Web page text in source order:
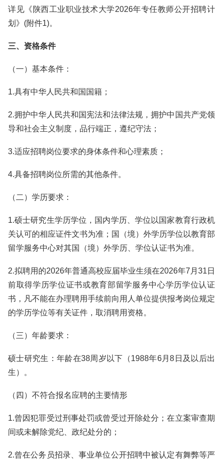
详见《陕西工业职业技术大学2026年专任教师公开招聘计
划》(附件1)。
三、资格条件
（一）基本条件：
1.具有中华人民共和国国籍；
2.拥护中华人民共和国宪法和法律法规，拥护中国共产党领
导和社会主义制度，品行端正，遵纪守法；
3.适应招聘岗位要求的身体条件和心理素质；
4.具备招聘岗位所需的其他条件。
（二）学历要求：
1.硕士研究生学历学位，国内学历、学位以国家教育行政机
关认可的相应证件文书为准；国（境）外学历学位以教育部
留学服务中心对其国（境）外学历、学位认证书为准。
2.拟聘用的2026年普通高校应届毕业生须在2026年7月31日
前取得学历学位证书或教育部留学服务中心学历学位认证
书，凡不能在办理聘用手续前向用人单位提供报考岗位规定
的学历学位等有关证件，取消聘用资格。
（三）年龄要求：
硕士研究生：年龄在38周岁以下（1988年6月8日及以后出
生）。
（四）不符合报名应聘的主要情形
1.曾因犯罪受过刑事处罚或曾受过开除处分；在立案审查期
间或未解除党纪、政纪处分的；
2.曾在公务员招录、事业单位公开招聘中被认定有舞弊等严